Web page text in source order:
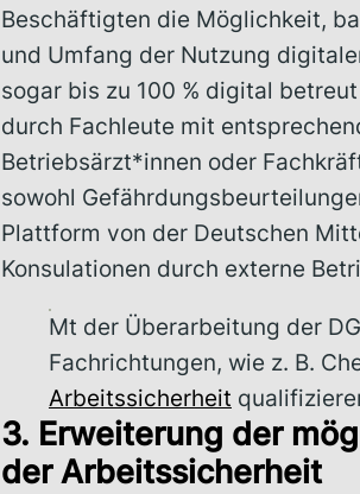
Beschäftigten die Möglichkeit,
und Umfang der Nutzung
sogar bis zu 100 % digital
durch Fachleute mit
Betriebsärzt*innen oder
sowohl
Plattform von der Deutschen
Konsulationen durch externe
Mt der Überarbeitung der
Fachrichtungen, wie z. B.
Arbeitssicherheit
3. Erweiterung der
der Arbeitssicherheit